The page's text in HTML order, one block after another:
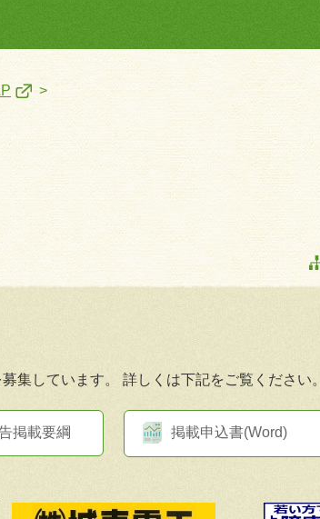
集しています。 詳しくは下記をご覧ください。
掲載要綱 掲載申込書(Word)